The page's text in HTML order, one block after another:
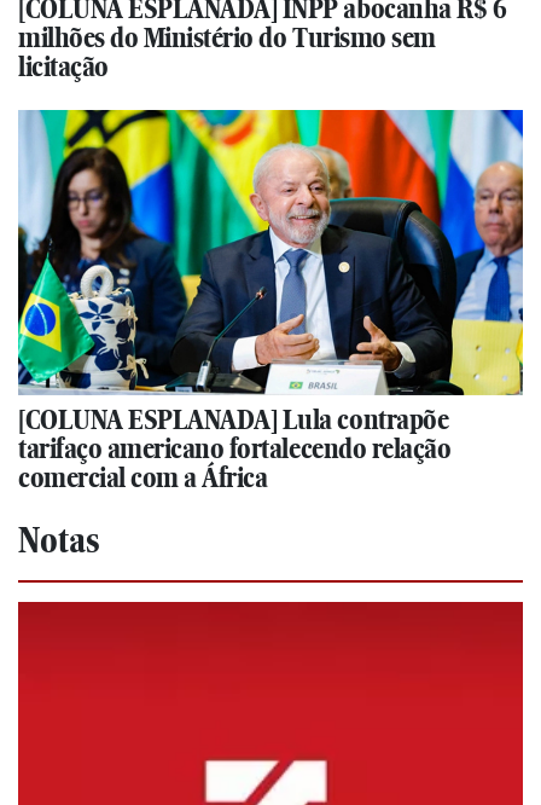
[COLUNA ESPLANADA] INPP abocanha R$ 6
milhões do Ministério do Turismo sem
licitação
[COLUNA ESPLANADA] Lula contrapõe
tarifaço americano fortalecendo relação
comercial com a África
Notas